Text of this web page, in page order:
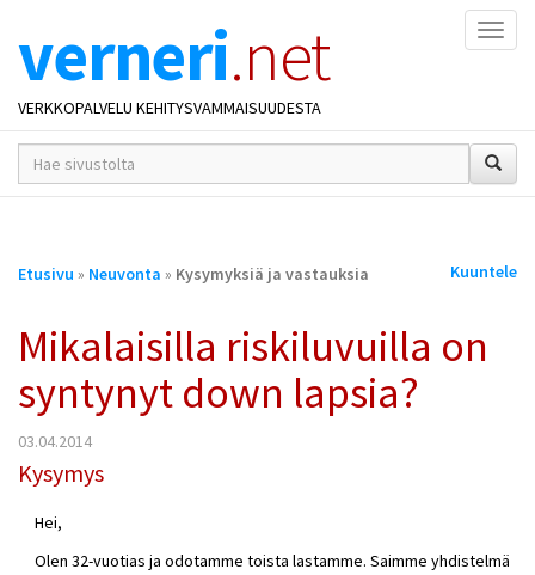
verneri.net
VERKKOPALVELU KEHITYSVAMMAISUUDESTA
hakusana(t)
*
Olet
Etusivu » Neuvonta » Kysymyksiä ja vastauksia Kuuntele
Mikalaisilla riskiluvuilla on
syntynyt down lapsia?
03.04.2014
Kysymys
Hei,
Olen 32-vuotias ja odotamme toista lastamme. Saimme yhdistelmä